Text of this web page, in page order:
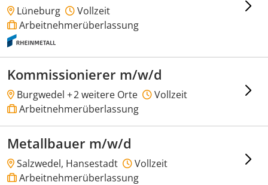
Lüneburg
Vollzeit
Arbeitnehmerüberlassung
Kommissionierer m/w/d
Burgwedel +2 weitere Orte
Vollzeit
Arbeitnehmerüberlassung
Metallbauer m/w/d
Salzwedel, Hansestadt
Vollzeit
Arbeitnehmerüberlassung